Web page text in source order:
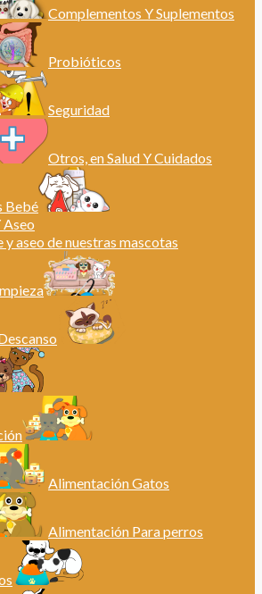
Complementos Y Suplementos
Probióticos
Seguridad
Otros, en Salud Y Cuidados
Bebé
Aseo
Alimentación Gatos
Alimentación Para perros